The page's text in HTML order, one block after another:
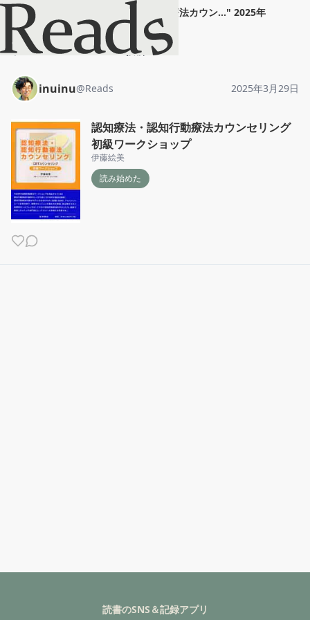
認知療法・認知行動療法カウン..." 2025年
3月29日
ホーム
inuinu 投稿
inuinu@Reads 2025年3月29日
認知療法・認知行動療法カウンセリング
初級ワークショップ
伊藤絵美
読み始めた
読書のSNS＆記録アプリ